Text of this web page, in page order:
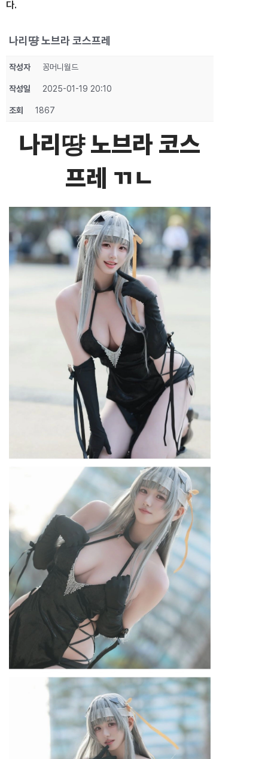
다.
나리땽 노브라 코스프레
작성자 꽁머니월드
작성일 2025-01-19 20:10
조회 1867
나리땽 노브라 코스
프레 ㄲㄴ